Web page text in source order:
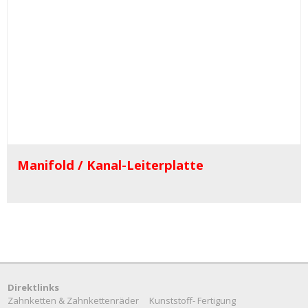
Manifold / Kanal-Leiterplatte
Direktlinks
Zahnketten & Zahnkettenräder
Kunststoff- Fertigung